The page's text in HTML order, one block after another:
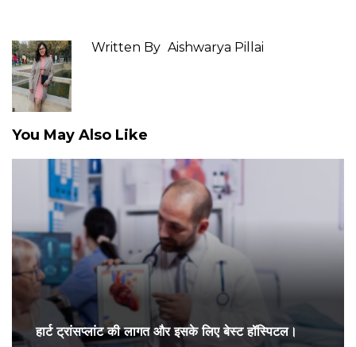
Written By Aishwarya Pillai
You May Also Like
हार्ट ट्रांसप्लांट की लागत और इसके लिए बेस्ट हॉस्पिटल।